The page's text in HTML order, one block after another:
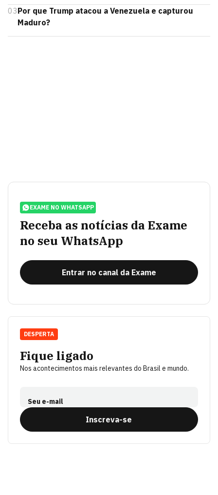
03Por que Trump atacou a Venezuela e capturou
Maduro?
EXAME NO WHATSAPP
Receba as notícias da Exame
no seu WhatsApp
Entrar no canal da Exame
Fique ligado
Nos acontecimentos mais relevantes do Brasil e mundo.
Seu e-mail
Inscreva-se
DESPERTA